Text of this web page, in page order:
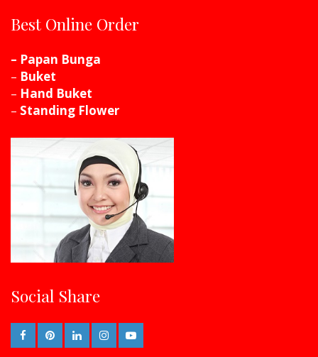
Best Online Order
– Papan Bunga
– Buket
– Hand Buket
– Standing Flower
Social Share